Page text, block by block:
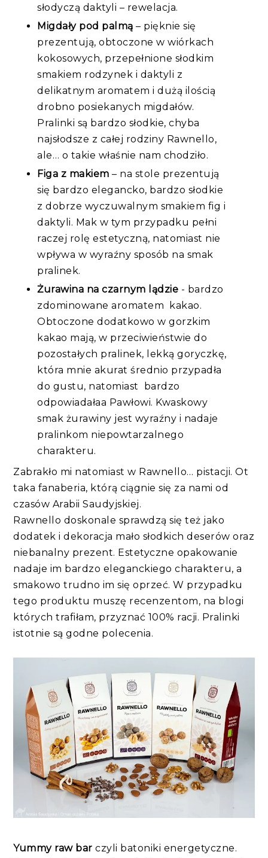
słodyczą daktyli – rewelacja.
Migdały pod palmą– pięknie się
prezentują, obtoczone w wiórkach
kokosowych, przepełnione słodkim
smakiem rodzynek i daktyli z
delikatnym aromatem i dużą ilością
drobno posiekanych migdałów.
Pralinki są bardzo słodkie, chyba
najsłodsze z całej rodziny Rawnello,
ale… o takie właśnie nam chodziło.
Figa z makiem– na stole prezentują
się bardzo elegancko, bardzo słodkie
z dobrze wyczuwalnym smakiem fig i
daktyli. Mak w tym przypadku pełni
raczej rolę estetyczną, natomiast nie
wpływa w wyraźny sposób na smak
pralinek.
Żurawina na czarnym lądzie - bardzo
zdominowane aromatem kakao.
Obtoczone dodatkowo w gorzkim
kakao mają, w przeciwieństwie do
pozostałych pralinek, lekką goryczkę,
która mnie akurat średnio przypadła
do gustu, natomiast
bardzo
odpowiadałaa Pawłowi. Kwaskowy
smak żurawiny jest wyraźny i nadaje
pralinkom niepowtarzalnego
charakteru.
Zabrakło mi natomiast w Rawnello… pistacji. Ot
taka fanaberia, którą ciągnie się za nami od
czasów Arabii Saudyjskiej.
Rawnello doskonale sprawdzą się też jako
dodatek i dekoracja mało słodkich deserów oraz
niebanalny prezent. Estetyczne opakowanie
nadaje im bardzo eleganckiego charakteru, a
smakowo trudno im się oprzeć. W przypadku
tego produktu muszę recenzentom, na blogi
których trafiłam, przyznać 100% racji. Pralinki
istotnie są godne polecenia.
Yummy raw barczyli batoniki energetyczne.